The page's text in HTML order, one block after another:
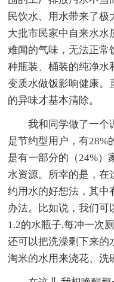
民饮水、用水带来了极
大批市民家中自来水水
难闻的气味，无法正常
种瓶装、桶装的纯净水
变质水做饭影响健康。
的异味才基本清除。
我和同学做了一个
是节约型用户，有28%
是有一部分的（24%）
水资源。所幸的是，在
约用水的好想法，其中
办法。比如说，我们可
1.2的水瓶子,每冲一次
还可以把洗澡剩下来的
淘米的水用来浇花、